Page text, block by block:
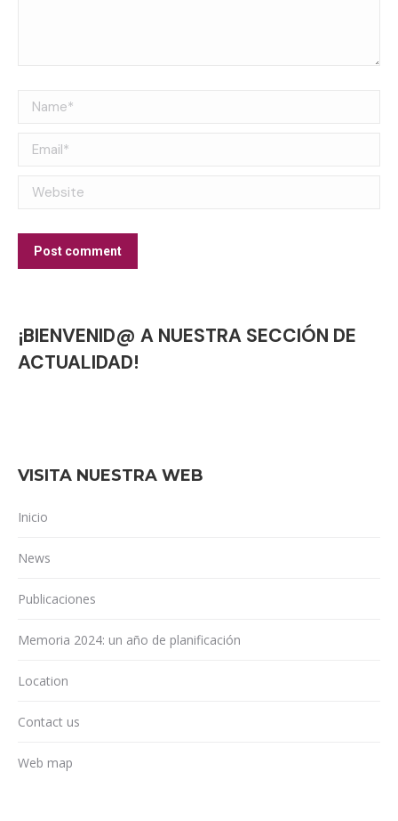
Name *
Email *
Website
Post comment
¡BIENVENID@ A NUESTRA SECCIÓN DE
ACTUALIDAD!
VISITA NUESTRA WEB
Inicio
News
Publicaciones
Memoria 2024: un año de planificación
Location
Contact us
Web map